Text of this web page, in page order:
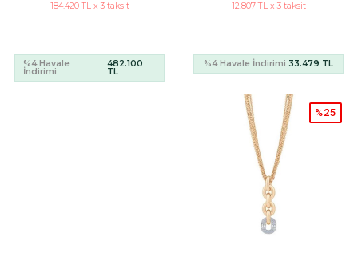
184.420 TL x 3 taksit
%4 Havale
İndirimi
482.100
TL
12.807 TL x 3 taksit
%4 Havale İndirimi 33.479 TL
%25